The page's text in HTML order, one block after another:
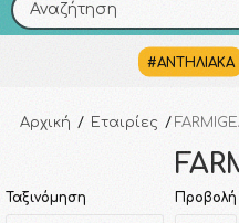
Αναζήτηση
#ΑΝΤΗΛΙΑΚΑ
Αρχική / Εταιρίες /
Ταξινόμηση Προβολή